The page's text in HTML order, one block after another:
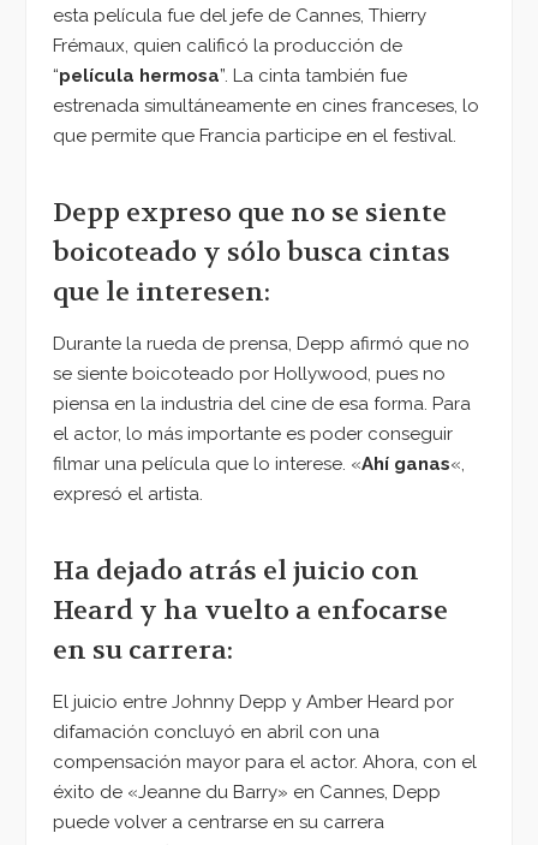
esta película fue del jefe de Cannes, Thierry
Frémaux, quien calificó la producción de
“película hermosa”. La cinta también fue
estrenada simultáneamente en cines franceses, lo
que permite que Francia participe en el festival.
Depp expreso que no se siente
boicoteado y sólo busca cintas
que le interesen:
Durante la rueda de prensa, Depp afirmó que no
se siente boicoteado por Hollywood, pues no
piensa en la industria del cine de esa forma. Para
el actor, lo más importante es poder conseguir
filmar una película que lo interese. «Ahí ganas«,
expresó el artista.
Ha dejado atrás el juicio con
Heard y ha vuelto a enfocarse
en su carrera:
El juicio entre Johnny Depp y Amber Heard por
difamación concluyó en abril con una
compensación mayor para el actor. Ahora, con el
éxito de «Jeanne du Barry» en Cannes, Depp
puede volver a centrarse en su carrera